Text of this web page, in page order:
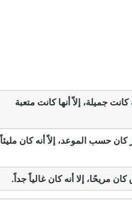
جميلة، إلاّ أنها كانت متعبة
حسب الموعد، إلاّ أنه كان مليئاً
مريحًا، إلا أنه كان غالياً جداً.‬